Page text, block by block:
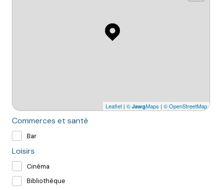
Leaflet | © JawgMaps | © OpenStreetMap
Commerces et santé
Bar
Loisirs
Cinéma
Bibliothèque